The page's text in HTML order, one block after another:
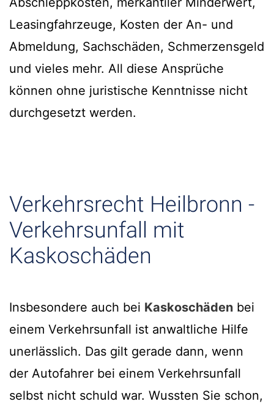
Leasingfahrzeuge, Kosten der An- und
Abmeldung, Sachschäden, Schmerzensgeld
und vieles mehr. All diese Ansprüche
können ohne juristische Kenntnisse nicht
durchgesetzt werden.
Verkehrsrecht Heilbronn -
Verkehrsunfall mit
Kaskoschäden
Insbesondere auch bei Kaskoschäden bei
einem Verkehrsunfall ist anwaltliche Hilfe
unerlässlich. Das gilt gerade dann, wenn
der Autofahrer bei einem Verkehrsunfall
selbst nicht schuld war. Wussten Sie schon,